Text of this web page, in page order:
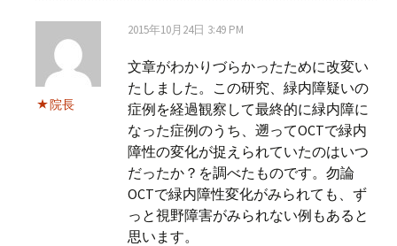
院長
2015年10月24日 3:49 PM
文章がわかりづらかったために改変い
たしました。この研究、緑内障疑いの
症例を経過観察して最終的に緑内障に
なった症例のうち、遡ってOCTで緑内
障性の変化が捉えられていたのはいつ
だったか？を調べたものです。勿論
OCTで緑内障性変化がみられても、ず
っと視野障害がみられない例もあると
思います。